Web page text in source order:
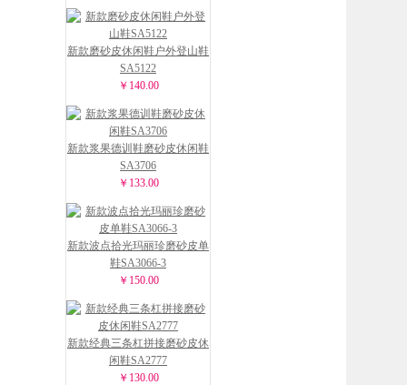
新款磨砂皮休闲鞋户外登山鞋
SA5122
￥140.00
新款浆果德训鞋磨砂皮休闲鞋
SA3706
￥133.00
新款波点拾光玛丽珍磨砂皮单
鞋SA3066-3
￥150.00
新款经典三条杠拼接磨砂皮休
闲鞋SA2777
￥130.00